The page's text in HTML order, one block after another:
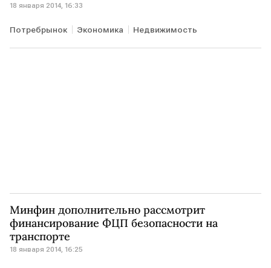
18 января 2014, 16:33
Потребрынок Экономика Недвижимость
Минфин дополнительно рассмотрит
финансирование ФЦП безопасности на
транспорте
18 января 2014, 16:25